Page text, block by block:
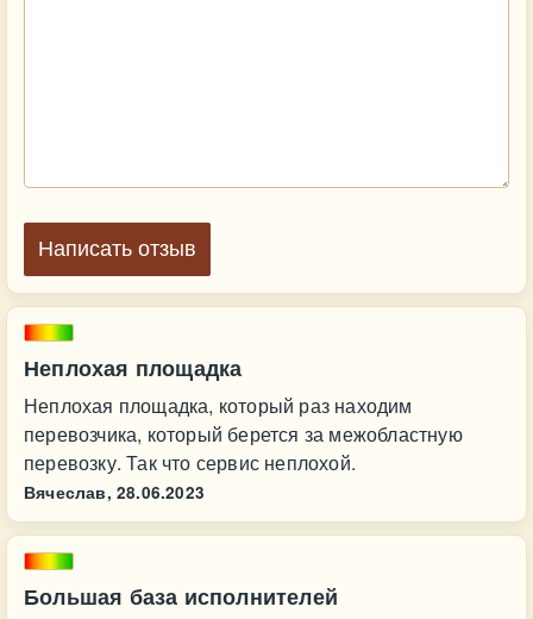
Неплохая площадка
Неплохая площадка, который раз находим
перевозчика, который берется за межобластную
перевозку. Так что сервис неплохой.
Вячеслав, 28.06.2023
Большая база исполнителей
Написать отзыв